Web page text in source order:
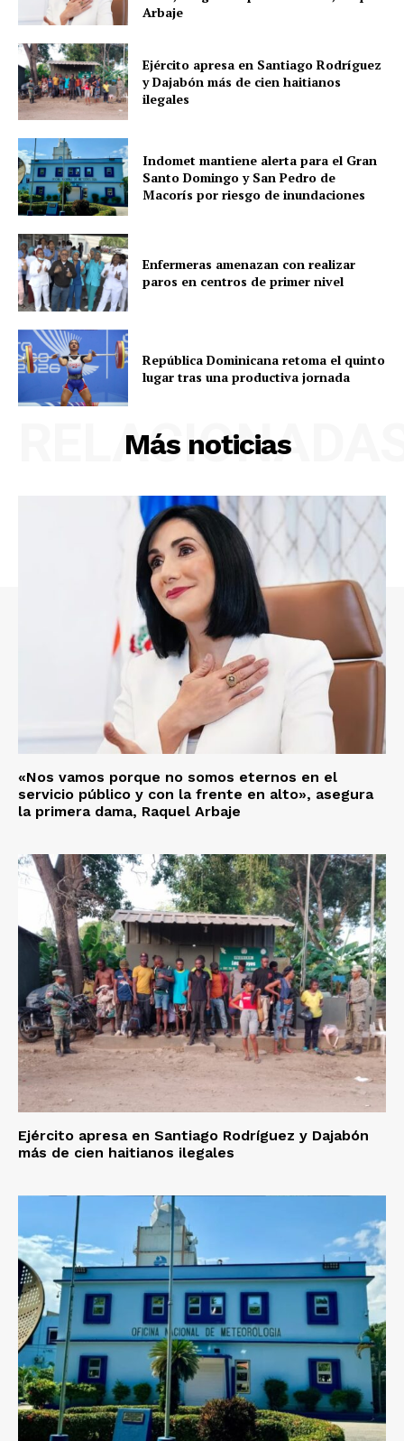
Arbaje
Ejército apresa en Santiago Rodríguez
y Dajabón más de cien haitianos
ilegales
Indomet mantiene alerta para el Gran
Santo Domingo y San Pedro de
Macorís por riesgo de inundaciones
Enfermeras amenazan con realizar
paros en centros de primer nivel
República Dominicana retoma el quinto
lugar tras una productiva jornada
Más noticias
«Nos vamos porque no somos eternos en el
servicio público y con la frente en alto», asegura
la primera dama, Raquel Arbaje
Ejército apresa en Santiago Rodríguez y Dajabón
más de cien haitianos ilegales